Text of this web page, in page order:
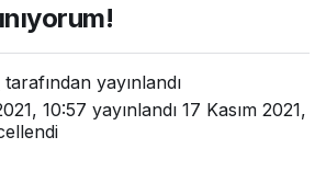
tarafından yayınlandı
10:57 yayınlandı 17 Kasım 2021,